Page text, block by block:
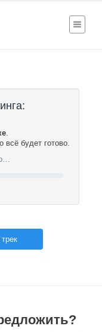
.
всё будет готово.